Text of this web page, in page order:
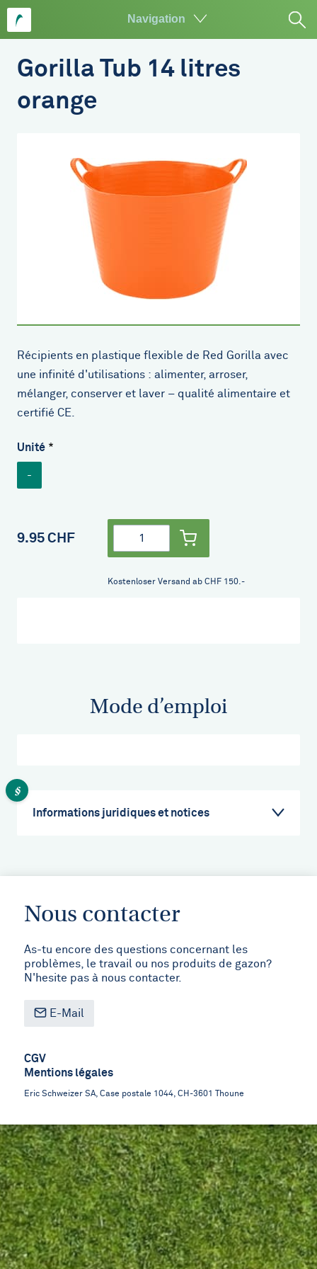
contenu
Navigation
Gorilla Tub 14 litres
orange
Récipients en plastique flexible de Red Gorilla avec
une infinité d'utilisations : alimenter, arroser,
mélanger, conserver et laver – qualité alimentaire et
certifié CE.
Unité
-
9.95 CHF
Kostenloser Versand ab CHF 150.-
Mode d’emploi
Informations juridiques et notices
Footer
menu
CGV
Mentions légales
Eric Schweizer SA, Case postale 1044, CH-3601 Thoune
Nous contacter
As-tu encore des questions concernant les
problèmes, le travail ou nos produits de gazon?
N'hesite pas à nous contacter.
E-Mail